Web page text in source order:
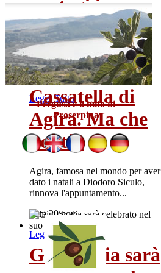
contagi in...
Sono una trentina gia' i tamponi
risultati positivi. La meta' dei
pazienti ricoverata...
mer 22 lug
Leggi Tutto
Cassatella di
Agira. Ma che
bontà!
Agira, famosa nel mondo per aver
dato i natali a Diodoro Siculo,
rinnova l'appuntamento...
dom 20 nov
Leggi Tutto
Gigi Scalia sarà
Pergusa e il mito di
Proserpina